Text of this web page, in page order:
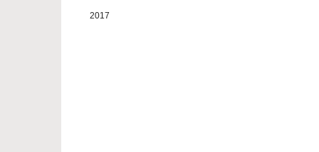
2017